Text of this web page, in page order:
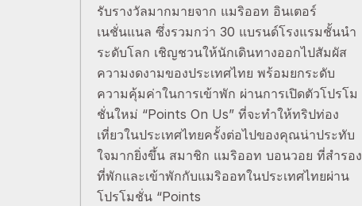
รับรางวัลมากมายจาก แมริออท อินเตอร์
เนชั่นแนล ซึ่งรวมกว่า 30 แบรนด์โรงแรมชั้นนำ
ระดับโลก เชิญชวนให้นักเดินทางออกไปสัมผัส
ความงดงามของประเทศไทย พร้อมยกระดับ
ความคุ้มค่าในการเข้าพัก ผ่านการเปิดตัวโปรโม
ชั่นใหม่ “Points On Us” ที่จะทำให้ทริปท่อง
เที่ยวในประเทศไทยครั้งต่อไปของคุณน่าประทับ
ใจมากยิ่งขึ้น สมาชิก แมริออท บอนวอย ที่สำรอง
ที่พักและเข้าพักกับแมริออทในประเทศไทยผ่าน
โปรโมชั่น “Points